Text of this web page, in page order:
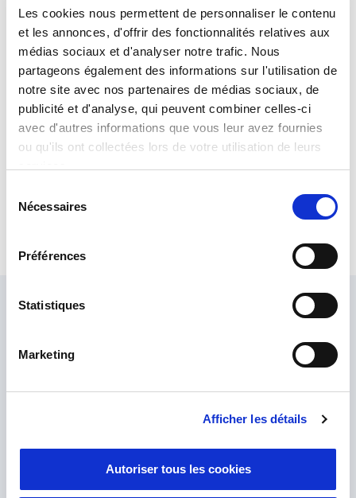
Les cookies nous permettent de personnaliser le contenu
et les annonces, d'offrir des fonctionnalités relatives aux
médias sociaux et d'analyser notre trafic. Nous
partageons également des informations sur l'utilisation de
notre site avec nos partenaires de médias sociaux, de
publicité et d'analyse, qui peuvent combiner celles-ci
avec d'autres informations que vous leur avez fournies
ou qu'ils ont collectées lors de votre utilisation de leurs
Nécessaires
Préférences
Statistiques
Marketing
Afficher les détails
Autoriser tous les cookies
introduction of 3 new synthesizers as part of the SMT
nanoSynth® family. The SC801A and SC802A, part of our
synthesizers that tune at 1 Hz resolution between the range of 0.625
GHz to 10 GHz and 1.25 GHz to 20 GHz respectively.
Chiedi ai nostri esperti
Il nostro team di esperti è qui per aiutarvi. Inviateci la
vostra richiesta e vi risponderemo.